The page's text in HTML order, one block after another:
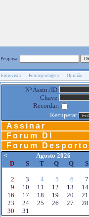
Pesquisa:
Entrevista Fotoreportagem Opinião
Nº Assin./ID:
Chave:
Recordar:
Recuperar
Assinar
Forum DI
Forum Desporto
<
Agosto 2026
D
S T Q Q S
2
3 4 5 6 7
9
10 11 12 13 14
16
17 18 19 20 21
23
24 25 26 27 28
30
31